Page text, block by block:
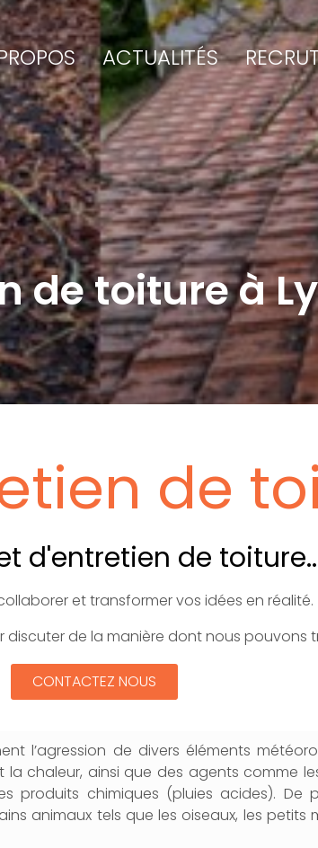
ACTUALITÉS
de toiture à
de
d'entretien de
et transformer vos idées en réalité.
de la manière dont nous pouvons
CONTACTEZ NOUS
l’agression de divers éléments
la chaleur, ainsi que des agents comme
produits chimiques (pluies acides). De
animaux tels que les oiseaux, les petits